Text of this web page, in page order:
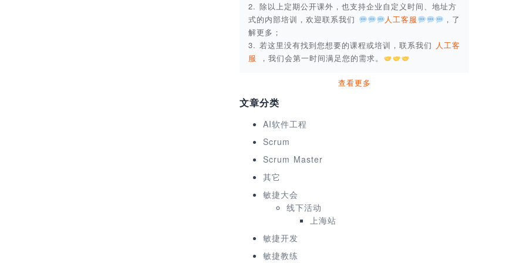
2. 除以上定期公开课外，也支持企业自定义时间、地址方
式的内部培训，欢迎联系我们
人工客服
，了
解更多；
3. 若这里没有找到您想要的课程或培训，联系我们 人工客
服
，我们会第一时间满足您的需求。
查看更多
文章分类
AI软件工程
Scrum
Scrum Master
其它
敏捷大会
线下活动
上海站
敏捷开发
敏捷教练